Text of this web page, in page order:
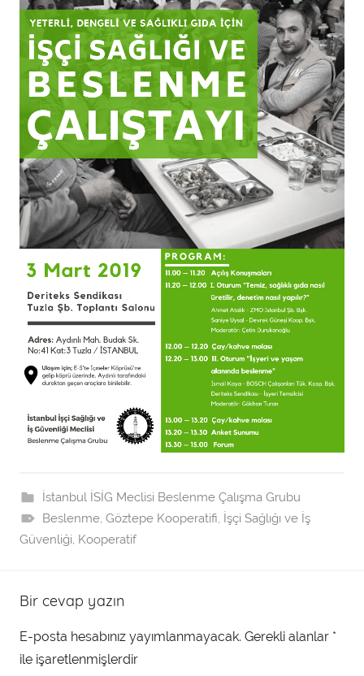
İstanbul İSİG Meclisi Beslenme Çalışma Grubu
Beslenme, Göztepe Kooperatifi, İşçi Sağlığı ve İş
Güvenliği, Kooperatif
Bir cevap yazın
E-posta hesabınız yayımlanmayacak. Gerekli alanlar *
ile işaretlenmişlerdir